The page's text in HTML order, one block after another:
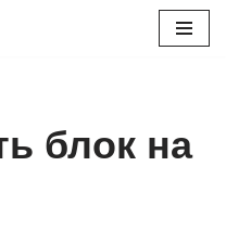
блок на